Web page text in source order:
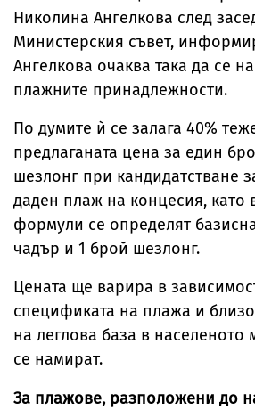
Николина Ангелкова след
Министерския съвет,
Ангелкова очаква така да се
плажните принадлежности.
По думите ѝ се залага 40%
предлаганата цена за един
шезлонг при кандидатстване
даден плаж на концесия, като
формули се определят
чадър и 1 брой шезлонг.
Цената ще варира в
спецификата на плажа и
на леглова база в населеното
се намират.
За плажове, разположени до